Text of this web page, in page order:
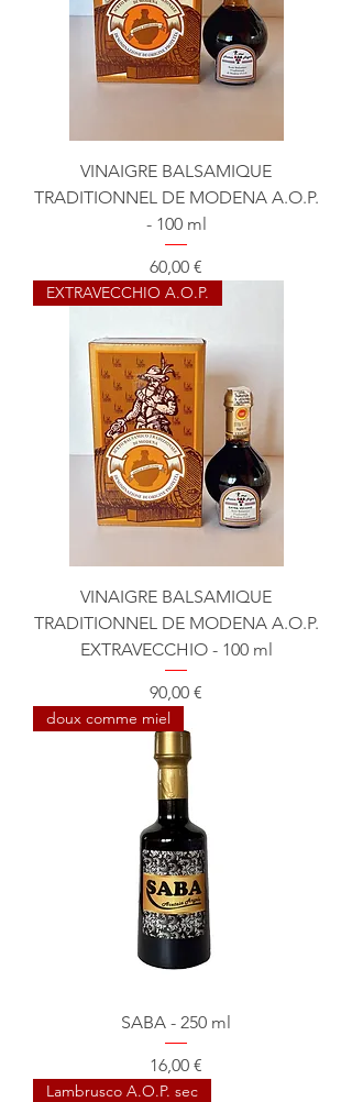
VINAIGRE BALSAMIQUE
TRADITIONNEL DE MODENA A.O.P.
- 100 ml
Prix
60,00 €
EXTRAVECCHIO A.O.P.
VINAIGRE BALSAMIQUE
TRADITIONNEL DE MODENA A.O.P.
EXTRAVECCHIO - 100 ml
Prix
90,00 €
doux comme miel
SABA - 250 ml
Prix
16,00 €
Lambrusco A.O.P. sec